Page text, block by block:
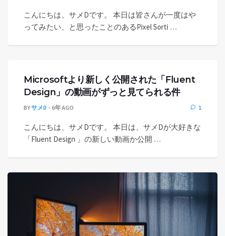
こんにちは、サメDです。 本日は皆さんが一度はや
ってみたい、と思ったことのあるPixel Sorti …
Microsoftより新しく公開された「Fluent
Design」の動画がずっと見てられる件
BYサメD 6年 AGO 1
こんにちは、サメDです。 本日は、サメDが大好きな
「Fluent Design 」の新しい動画か公開 …